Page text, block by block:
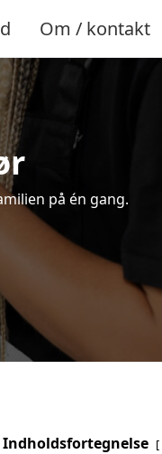
Om / kontakt
på én gang.
Indholdsfortegnelse